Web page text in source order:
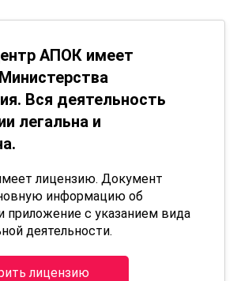
АПОК имеет
Вся деятельность
легальна и
лицензию. Документ
информацию об
приложение с указанием вида
деятельности.
лицензию